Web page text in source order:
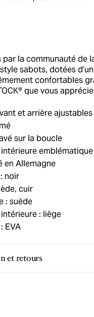
la communauté de
sabots, dotées
confortables
que vous
et arrière ajustables
sur la boucle
emblématique
en Allemagne
noir
cuir
: suède
: liège
EVA
et retours